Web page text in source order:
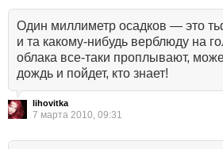
Один миллиметр осадков — это
и та какому-нибудь верблюду на
облака все-таки проплывают,
дождь и пойдет, кто знает!
lihovitka
7 марта 2010, 09:31